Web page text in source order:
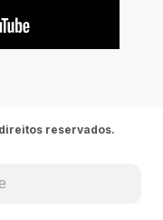
reservados.